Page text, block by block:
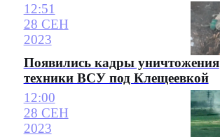
12:51
28 СЕН
2023
Появились кадры уничтожения
техники ВСУ под Клещеевкой
12:00
28 СЕН
2023